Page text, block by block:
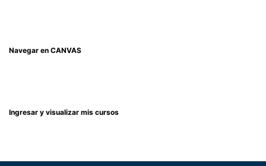
Navegar en CANVAS
Ingresar y visualizar mis cursos